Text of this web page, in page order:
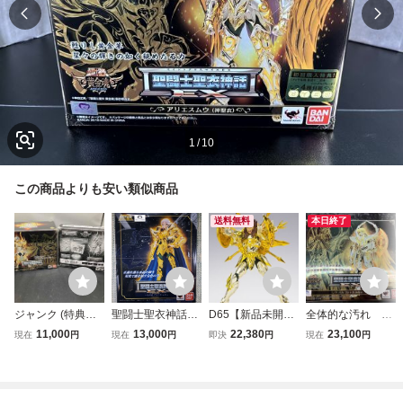
1 / 10
この商品よりも安い類似商品
ジャンク (特典付
き)バンダイ レオ
現在 11,000円
聖闘士聖衣神話EX
アリエス ムウ 黄
現在 13,000円
送料無料
D65【新品未開
封】【初版品】 聖
即決 22,380円
本日終了
全体的な汚れ 傷
有り (特典付き)バ
現在 23,100円